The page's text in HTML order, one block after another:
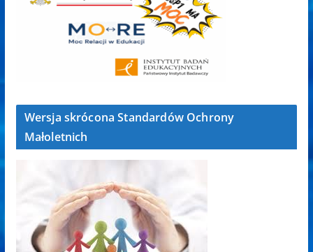
Wersja skrócona Standardów Ochrony
Małoletnich